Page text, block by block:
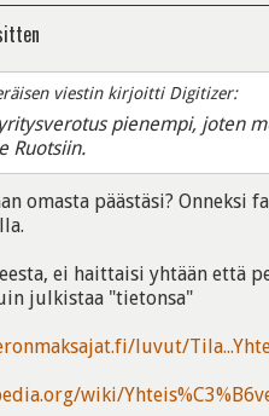
viestin kirjoitti Digitizer:
pienempi, joten
Ruotsiin.
omasta päästäsi? Onneksi
ei haittaisi yhtään että
julkistaa "tietonsa"
luvut/
wiki/